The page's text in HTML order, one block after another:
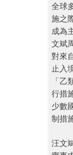
全球
施之
成為
文斌
對來
止入
「
行措
少數
制措
汪文